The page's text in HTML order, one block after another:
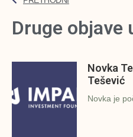
Druge objave
Novka
Tešević
Novka je